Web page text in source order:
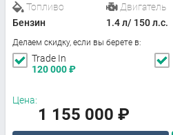
Топливо
Бензин
Двигатель
1.4 л/ 150 л.с.
Делаем скидку, если вы берете в:
Trade In
120 000₽
Цена:
1 155 000 ₽